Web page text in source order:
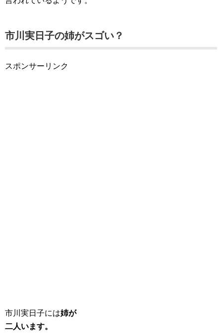
市川実日子の姉がスゴい？
スポンサーリンク
市川実日子には姉が
二人います。